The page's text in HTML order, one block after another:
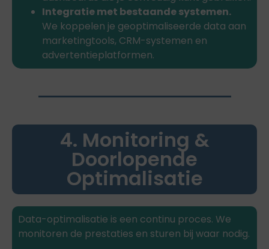
Integratie met bestaande systemen.
We koppelen je geoptimaliseerde data aan
marketingtools, CRM-systemen en
advertentieplatformen.
4. Monitoring &
Doorlopende
Optimalisatie
Data-optimalisatie is een continu proces. We
monitoren de prestaties en sturen bij waar nodig.